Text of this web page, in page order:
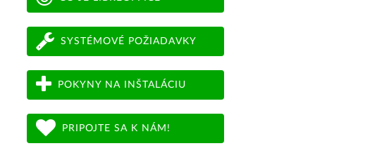
SYSTÉMOVÉ POŽIADAVKY
POKYNY NA INŠTALÁCIU
PRIPOJTE SA K NÁM!